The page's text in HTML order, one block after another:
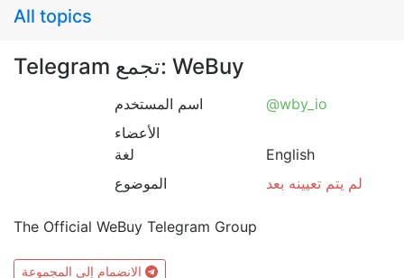
All topics
Telegram تجمع: WeBuy
اسم المستخدم
@wby_io
الأعضاء
لغة
English
الموضوع
لم يتم تعيينه بعد
The Official WeBuy Telegram Group